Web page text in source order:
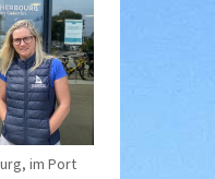
im Port